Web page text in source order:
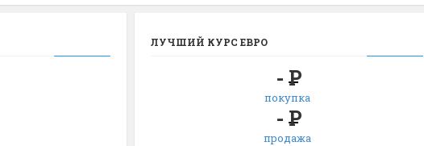
ЛУЧШИЙ КУРС ЕВРО
- Р
покупка
- Р
продажа